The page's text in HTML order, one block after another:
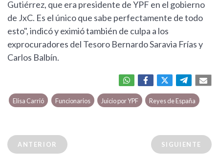
Gutiérrez, que era presidente de YPF en el gobierno
de JxC. Es el único que sabe perfectamente de todo
esto", indicó y eximió también de culpa a los
exprocuradores del Tesoro Bernardo Saravia Frías y
Carlos Balbín.
Elisa Carrió Funcionarios Juicio por YPF Reyes de España
ANTERIOR SIGUIENTE